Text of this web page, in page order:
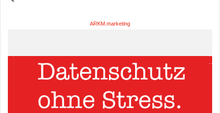
ARKM.marketing